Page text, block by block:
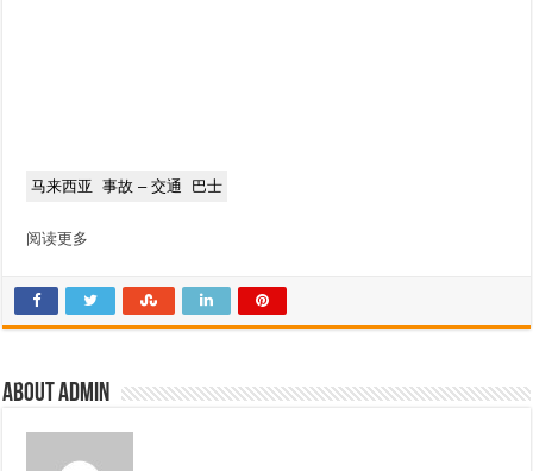
马来西亚 事故 – 交通 巴士
阅读更多
About admin